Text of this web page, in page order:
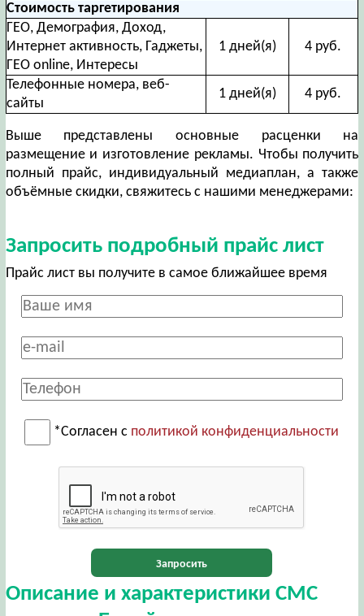
Стоимость таргетирования
ГЕО, Демография, Доход,
Интернет активность, Гаджеты,
ГЕО online, Интересы
1 дней(я) 4 руб.
Телефонные номера, веб-
сайты
1 дней(я) 4 руб.
Выше представлены основные расценки на
размещение и изготовление рекламы. Чтобы получить
полный прайс, индивидуальный медиаплан, а также
объёмные скидки, свяжитесь с нашими менеджерами:
Запросить подробный прайс лист
Прайс лист вы получите в самое ближайшее время
*Согласен с политикой конфиденциальности
Запросить
Описание и характеристики СМС